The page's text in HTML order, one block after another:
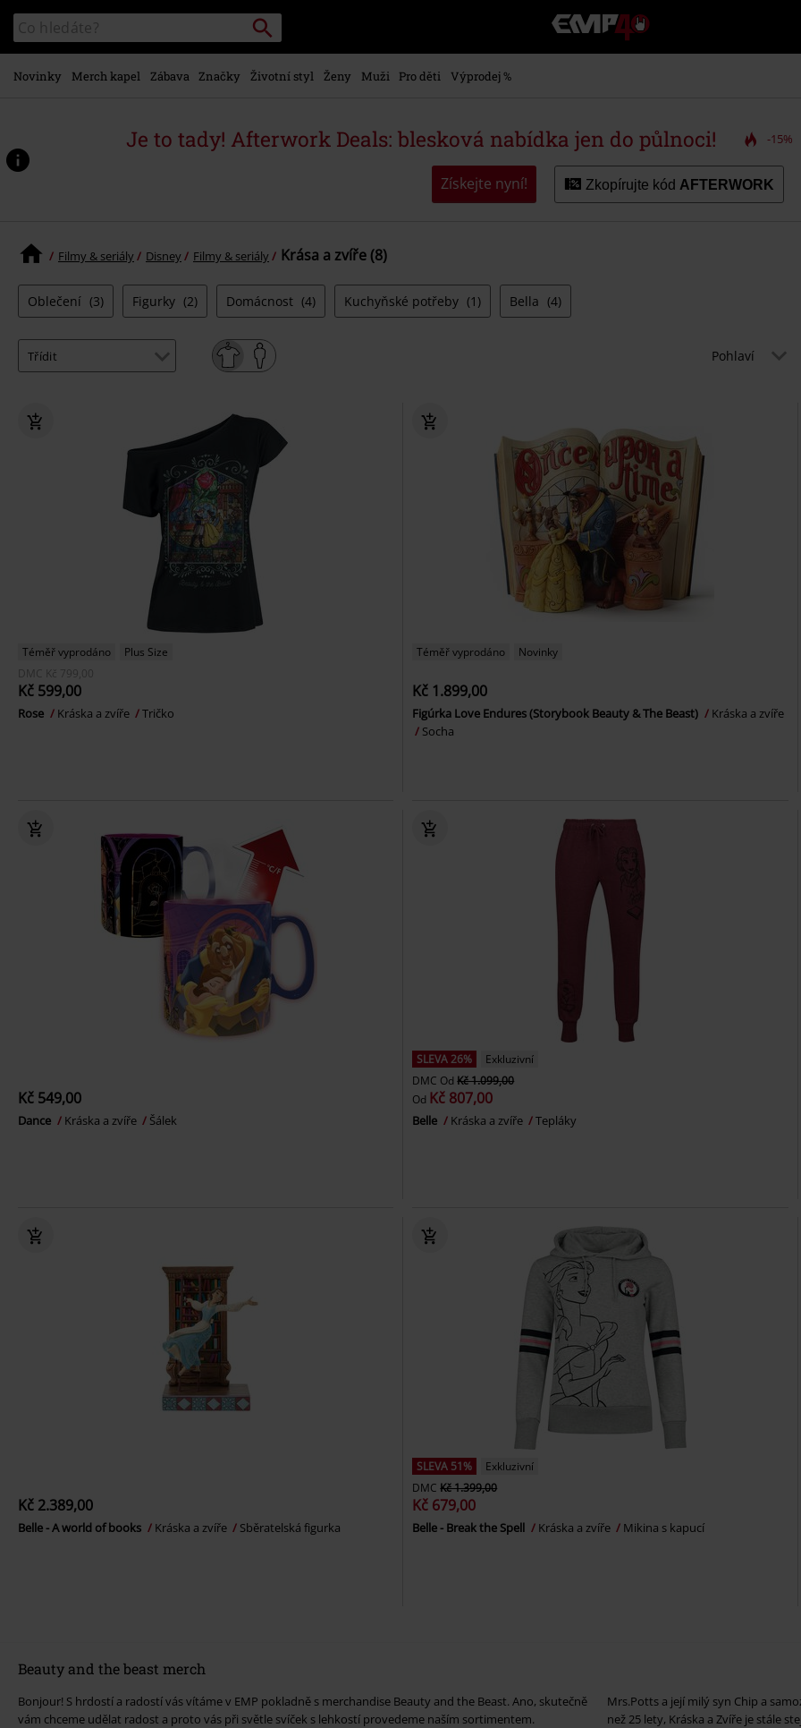
hlavnímu
obsahu
Katalog
vyhledávání
Vyhledávání
EMP
-
Hudba,
Merch
hráče,
Alternativní
Novinky Merch kapel Zábava Značky Životní styl Ženy Muži Pro děti Výprodej %
Je to tady! Afterwork Deals: blesková nabídka jen do půlnoci! -15%
Získejte nyní! Zkopírujte kód AFTERWORK
Filmy & seriály Disney Filmy & seriály Krása a zvíře (8)
Oblečení (3) Figurky (2) Domácnost (4) Kuchyňské potřeby (1) Bella (4)
Pohlaví
Téměř vyprodáno
Plus Size
DMC
Kč 799,00
Kč 599,00
Rose Kráska a zvíře Tričko
Téměř vyprodáno Novinky
Kč 1.899,00
Figúrka Love Endures (Storybook Beauty & The Beast)
Kráska a zvíře
Socha
Kč 549,00
Dance Kráska a zvíře Šálek
SLEVA 26%
Exkluzivní
DMC OdKč 1.099,00
Od Kč 807,00
Belle Kráska a zvíře Tepláky
Kč 2.389,00
Belle - A world of books Kráska a zvíře Sběratelská figurka
SLEVA 51%
Exkluzivní
DMC Kč 1.399,00
Kč 679,00
Belle - Break the Spell Kráska a zvíře Mikina s kapucí
Beauty and the beast merch
Bonjour! S hrdostí a radostí vás vítáme v EMP pokladně s merchandise Beauty and the Beast. Ano, skutečně
vám chceme udělat radost a proto vás při světle svíček s lehkostí provedeme naším sortimentem.
Mrs.Potts a její milý syn Chip a
než 25 lety, Kráska a Zvíře je stále